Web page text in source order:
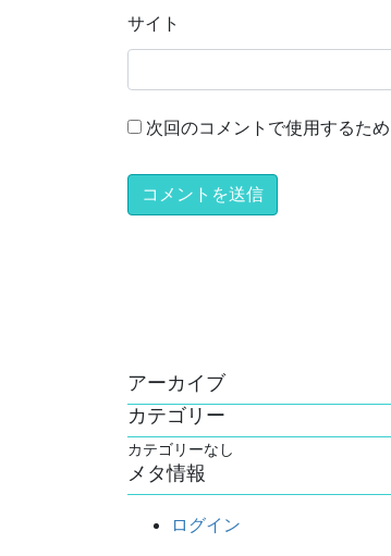
サイト
次回のコメントで使用するた
アーカイブ
カテゴリー
カテゴリーなし
メタ情報
ログイン